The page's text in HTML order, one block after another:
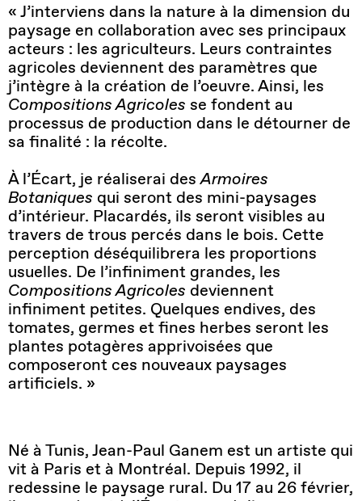
« J’interviens dans la nature à la dimension du
paysage en collaboration avec ses principaux
acteurs : les agriculteurs. Leurs contraintes
agricoles deviennent des paramètres que
j’intègre à la création de l’oeuvre. Ainsi, les
Compositions Agricoles se fondent au
processus de production dans le détourner de
sa finalité : la récolte.
À l’Écart, je réaliserai desArmoires
Botaniques qui seront des mini-paysages
d’intérieur. Placardés, ils seront visibles au
travers de trous percés dans le bois. Cette
perception déséquilibrera les proportions
usuelles. De l’infiniment grandes, les
Compositions Agricoles deviennent
infiniment petites. Quelques endives, des
tomates, germes et fines herbes seront les
plantes potagères apprivoisées que
composeront ces nouveaux paysages
artificiels. »
Né à Tunis, Jean-Paul Ganem est un artiste qui
vit à Paris et à Montréal. Depuis 1992, il
redessine le paysage rural. Du 17 au 26 février,